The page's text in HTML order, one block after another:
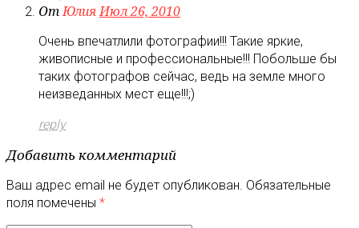
ОтЮлияИюл 26, 2010
Очень впечатлили фотографии!!! Такие яркие,
живописные и профессиональные!!! Побольше бы
таких фотографов сейчас, ведь на земле много
неизведанных мест еще!!!;)
reply
Добавить комментарий
Ваш адрес email не будет опубликован. Обязательные
поля помечены *